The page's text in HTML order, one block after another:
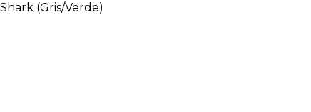
(Gris/Verde)